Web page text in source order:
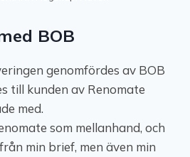
BOB
genomfördes av BOB
till kunden av Renomate
med.
som mellanhand, och
min brief, men även min